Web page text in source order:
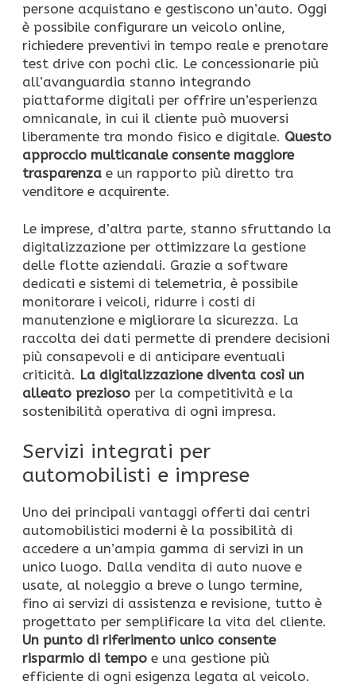
persone acquistano e gestiscono un’auto. Oggi
è possibile configurare un veicolo online,
richiedere preventivi in tempo reale e prenotare
test drive con pochi clic. Le concessionarie più
all’avanguardia stanno integrando
piattaforme digitali per offrire un’esperienza
omnicanale, in cui il cliente può muoversi
liberamente tra mondo fisico e digitale. Questo
approccio multicanale consente maggiore
trasparenza e un rapporto più diretto tra
venditore e acquirente.
Le imprese, d’altra parte, stanno sfruttando la
digitalizzazione per ottimizzare la gestione
delle flotte aziendali. Grazie a software
dedicati e sistemi di telemetria, è possibile
monitorare i veicoli, ridurre i costi di
manutenzione e migliorare la sicurezza. La
raccolta dei dati permette di prendere decisioni
più consapevoli e di anticipare eventuali
criticità. La digitalizzazione diventa così un
alleato prezioso per la competitività e la
sostenibilità operativa di ogni impresa.
Servizi integrati per
automobilisti e imprese
Uno dei principali vantaggi offerti dai centri
automobilistici moderni è la possibilità di
accedere a un’ampia gamma di servizi in un
unico luogo. Dalla vendita di auto nuove e
usate, al noleggio a breve o lungo termine,
fino ai servizi di assistenza e revisione, tutto è
progettato per semplificare la vita del cliente.
Un punto di riferimento unico consente
risparmio di tempo e una gestione più
efficiente di ogni esigenza legata al veicolo.